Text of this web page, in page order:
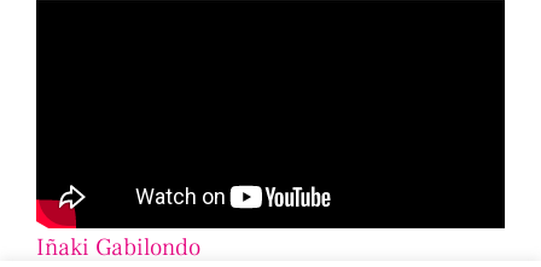
Iñaki Gabilondo